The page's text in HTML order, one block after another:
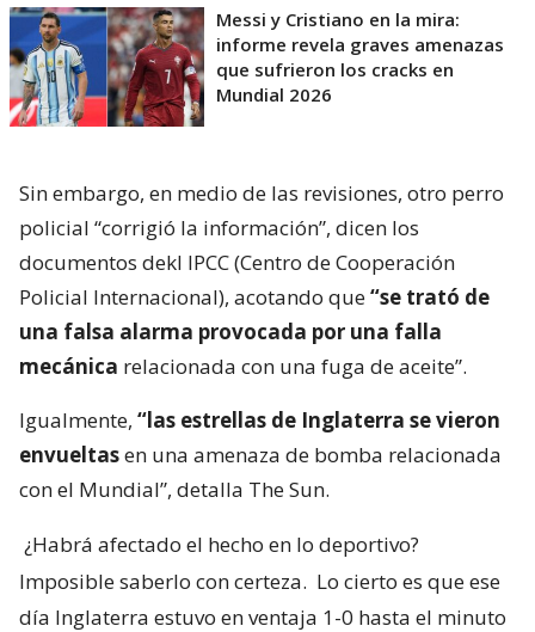
Messi y Cristiano en la mira:
informe revela graves amenazas
que sufrieron los cracks en
Mundial 2026
Sin embargo, en medio de las revisiones, otro perro
policial “corrigió la información”, dicen los
documentos dekl IPCC (Centro de Cooperación
Policial Internacional), acotando que“se trató de
una falsa alarma provocada por una falla
mecánica relacionada con una fuga de aceite”.
Igualmente, “las estrellas de Inglaterra se vieron
envueltasen una amenaza de bomba relacionada
con el Mundial”, detalla The Sun.
¿Habrá afectado el hecho en lo deportivo?
Imposible saberlo con certeza. Lo cierto es que ese
día Inglaterra estuvo en ventaja 1-0 hasta el minuto